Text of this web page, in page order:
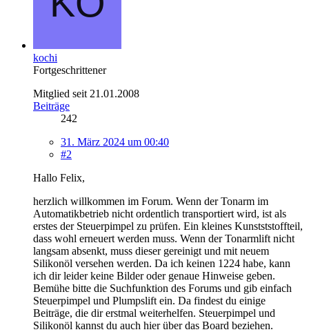
kochi
Fortgeschrittener
Mitglied seit 21.01.2008
Beiträge
242
31. März 2024 um 00:40
#2
Hallo Felix,
herzlich willkommen im Forum. Wenn der Tonarm im
Automatikbetrieb nicht ordentlich transportiert wird, ist als
erstes der Steuerpimpel zu prüfen. Ein kleines Kunstststoffteil,
dass wohl erneuert werden muss. Wenn der Tonarmlift nicht
langsam absenkt, muss dieser gereinigt und mit neuem
Silikonöl versehen werden. Da ich keinen 1224 habe, kann
ich dir leider keine Bilder oder genaue Hinweise geben.
Bemühe bitte die Suchfunktion des Forums und gib einfach
Steuerpimpel und Plumpslift ein. Da findest du einige
Beiträge, die dir erstmal weiterhelfen. Steuerpimpel und
Silikonöl kannst du auch hier über das Board beziehen.